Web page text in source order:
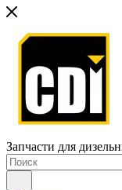
Запчасти для